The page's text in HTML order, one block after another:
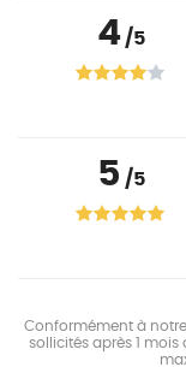
4/5
5 /5
Conformément à
sollicités après 1